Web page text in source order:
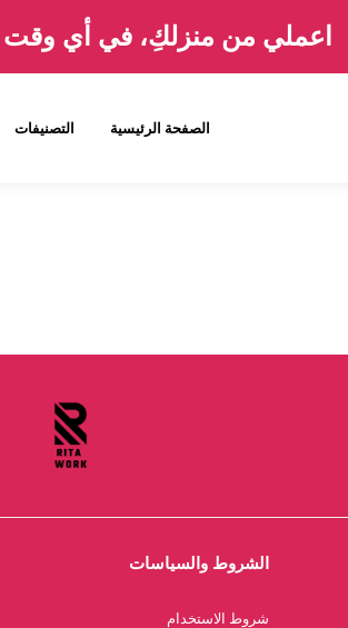
اعملي من منزلكِ، في أي وقت
الصفحة الرئيسية التصنيفات
الشروط والسياسات
شروط الاستخدام